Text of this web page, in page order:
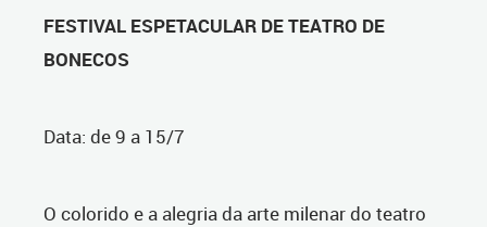
FESTIVAL ESPETACULAR DE TEATRO DE
BONECOS
Data: de 9 a 15/7
O colorido e a alegria da arte milenar do teatro